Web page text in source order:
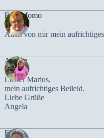
Frau Momo
Auch von mir mein
Angela
Lieber Marius,
mein aufrichtiges Beileid.
Liebe Grüße
Angela
Elke